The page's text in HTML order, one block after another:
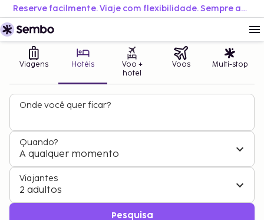
Reserve facilmente. Viaje com flexibilidade. Sempre ao melhor preço.
Viagens Hotéis
Voo +
hotel
Voos Multi-stop
Onde você quer ficar?
Quando?
A qualquer momento
Viajantes
2 adultos
Pesquisa